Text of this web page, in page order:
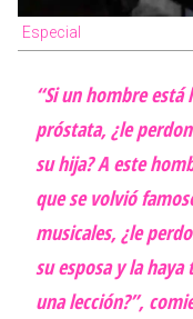
Especial
“Si un hombre
próstata, ¿le
su hija? A este
que se volvió
musicales, ¿le
su esposa y la
una lección?”,